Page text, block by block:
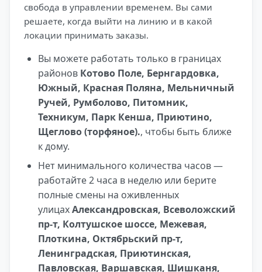
свобода в управлении временем. Вы сами
решаете, когда выйти на линию и в какой
локации принимать заказы.
Вы можете работать только в границах
районов Котово Поле, Бернгардовка,
Южный, Красная Поляна, Мельничный
Ручей, Румболово, Питомник,
Техникум, Парк Кенша, Приютино,
Щеглово (торфяное)., чтобы быть ближе
к дому.
Нет минимального количества часов —
работайте 2 часа в неделю или берите
полные смены на оживленных
улицахАлександровская, Всеволожский
пр-т, Колтушское шоссе, Межевая,
Плоткина, Октябрьский пр-т,
Ленинградская, Приютинская,
Павловская, Варшавская, Шишканя,